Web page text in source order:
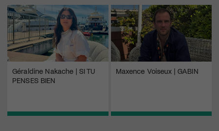
Géraldine Nakache | SI TU
PENSES BIEN
Maxence Voiseux | GABIN